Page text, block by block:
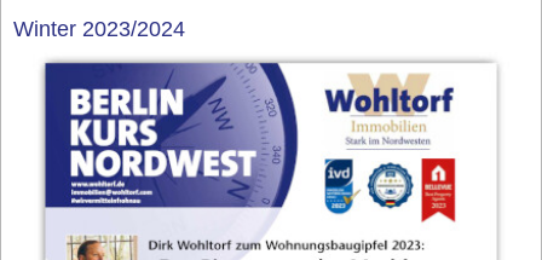
Winter 2023/2024